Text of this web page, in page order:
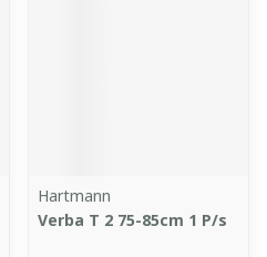
Hartmann
Verba T 2 75-85cm 1 P/s